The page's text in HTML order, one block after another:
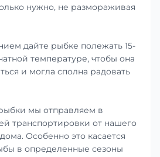
нужно, не размораживая
дайте рыбке полежать 15-
температуре, чтобы она
и могла сполна радовать
мы отправляем в
транспортировки от нашего
Особенно это касается
в определенные сезоны